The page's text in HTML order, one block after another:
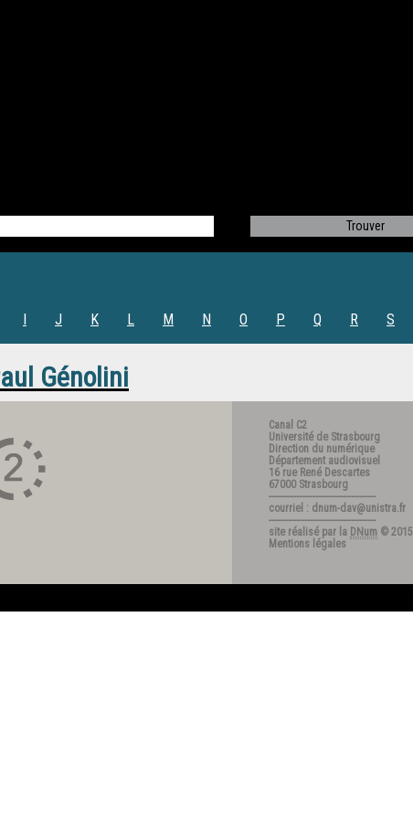
I J K L M N O P Q R S
Génolini
Canal C2
Université de Strasbourg
Direction du numérique
Département audiovisuel
16 rue René Descartes
67000 Strasbourg
---------------------------------------
courriel : dnum-dav@unistra.fr
---------------------------------------
site réalisé par la DNum © 2015
Mentions légales